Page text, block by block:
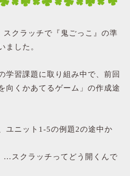
スクラッチで『鬼ごっこ』の準
ました。
学習課題に取り組み中で、前回
向くかあてるゲーム」の作成途
ユニット1-5の例題2の途中か
…スクラッチってどう開くんで